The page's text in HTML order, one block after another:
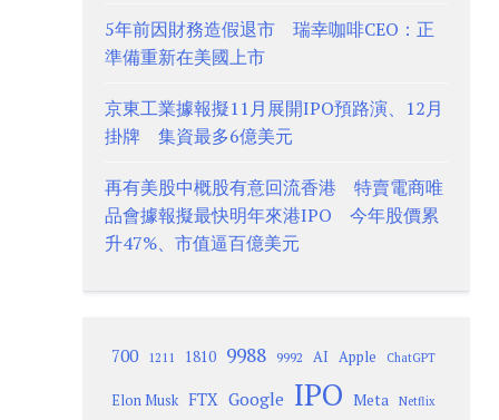
5年前因財務造假退市 瑞幸咖啡CEO：正
準備重新在美國上市
京東工業據報擬11月展開IPO預路演、12月
掛牌 集資最多6億美元
再有美股中概股有意回流香港 特賣電商唯
品會據報擬最快明年來港IPO 今年股價累
升47%、市值逼百億美元
700 1211 1810 9988 9992 AI Apple ChatGPT
Elon Musk FTX Google IPO Meta Netflix